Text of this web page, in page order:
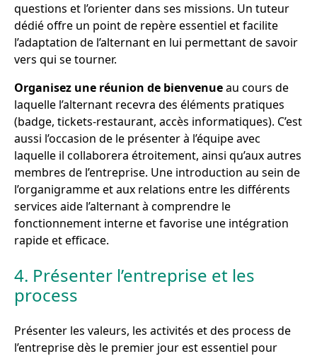
questions et l’orienter dans ses missions. Un tuteur
dédié offre un point de repère essentiel et facilite
l’adaptation de l’alternant en lui permettant de savoir
vers qui se tourner.
Organisez une réunion de bienvenueau cours de
laquelle l’alternant recevra des éléments pratiques
(badge, tickets-restaurant, accès informatiques). C’est
aussi l’occasion de le présenter à l’équipe avec
laquelle il collaborera étroitement, ainsi qu’aux autres
membres de l’entreprise. Une introduction au sein de
l’organigramme et aux relations entre les différents
services aide l’alternant à comprendre le
fonctionnement interne et favorise une intégration
rapide et efficace.
4. Présenter l’entreprise et les
process
Présenter les valeurs, les activités et des process de
l’entreprise dès le premier jour est essentiel pour